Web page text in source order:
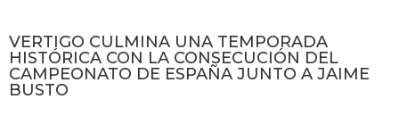
VERTIGO CULMINA UNA TEMPORADA
HISTÓRICA CON LA CONSECUCIÓN DEL
CAMPEONATO DE ESPAÑA JUNTO A JAIME
BUSTO